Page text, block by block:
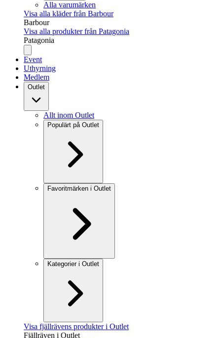
Alla varumärken
Visa alla kläder från Barbour
Barbour
Visa alla produkter från Patagonia
Patagonia
Event
Uthyrning
Medlem
Outlet
Allt inom Outlet
Populärt på Outlet
Favoritmärken i Outlet
Kategorier i Outlet
Visa fjällrävens produkter i Outlet
Fjällräven i Outlet